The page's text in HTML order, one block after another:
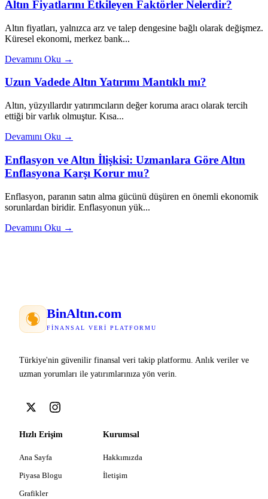
Altın Fiyatlarını Etkileyen Faktörler Nelerdir?
Altın fiyatları, yalnızca arz ve talep dengesine bağlı olarak değişmez.
Küresel ekonomi, merkez bank...
Devamını Oku →
Uzun Vadede Altın Yatırımı Mantıklı mı?
Altın, yüzyıllardır yatırımcıların değer koruma aracı olarak tercih
ettiği bir varlık olmuştur. Kısa...
Devamını Oku →
Enflasyon ve Altın İlişkisi: Uzmanlara Göre Altın
Enflasyona Karşı Korur mu?
Enflasyon, paranın satın alma gücünü düşüren en önemli ekonomik
sorunlardan biridir. Enflasyonun yük...
Devamını Oku →
BinAltın.com
FINANSAL VERI PLATFORMU
Türkiye'nin güvenilir finansal veri takip platformu. Anlık veriler ve
uzman yorumları ile yatırımlarınıza yön verin.
Hızlı Erişim
Ana Sayfa
Piyasa Blogu
Grafikler
Kurumsal
Hakkımızda
İletişim